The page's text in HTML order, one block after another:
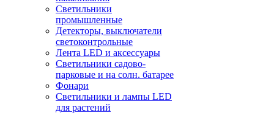
Светильники
промышленные
Детекторы, выключатели
светоконтрольные
Лента LED и аксессуары
Светильники садово-
парковые и на солн. батарее
Фонари
Светильники и лампы LED
для растений